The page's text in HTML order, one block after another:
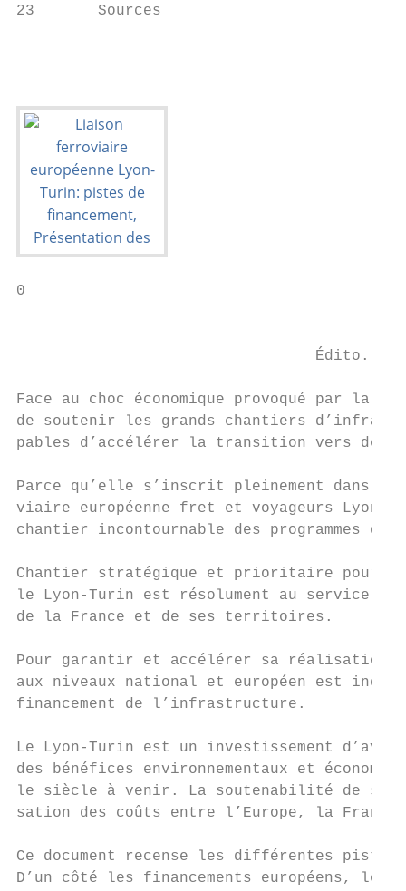
23       Sources
0
                                 Édito.
Face au choc économique provoqué par la
de soutenir les grands chantiers
pables d’accélérer la transition vers des
Parce qu’elle s’inscrit pleinement dans
viaire européenne fret et voyageurs Lyon-
chantier incontournable des programmes de
Chantier stratégique et prioritaire pour
le Lyon-Turin est résolument au service
de la France et de ses territoires.
Pour garantir et accélérer sa réalisation,
aux niveaux national et européen est
financement de l’infrastructure.
Le Lyon-Turin est un investissement
des bénéfices environnementaux et
le siècle à venir. La soutenabilité de son
sation des coûts entre l’Europe, la
Ce document recense les différentes
D’un côté les financements européens,